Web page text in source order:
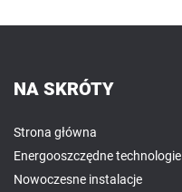
NA SKRÓTY
Strona główna
Energooszczędne technologie
Nowoczesne instalacje